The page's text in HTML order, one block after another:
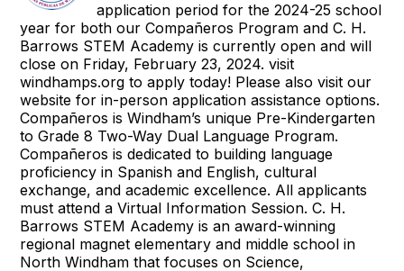
application period for the 2024-25 school
year for both our Compañeros Program and C. H.
Barrows STEM Academy is currently open and will
close on Friday, February 23, 2024. visit
windhamps.org to apply today! Please also visit our
website for in-person application assistance options.
Compañeros is Windham’s unique Pre-Kindergarten
to Grade 8 Two-Way Dual Language Program.
Compañeros is dedicated to building language
proficiency in Spanish and English, cultural
exchange, and academic excellence. All applicants
must attend a Virtual Information Session. C. H.
Barrows STEM Academy is an award-winning
regional magnet elementary and middle school in
North Windham that focuses on Science,